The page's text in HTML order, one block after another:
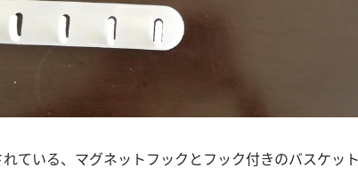
ている、マグネットフックとフック付きのバスケッ